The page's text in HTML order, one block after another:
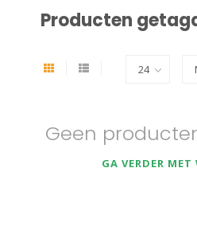
Producten
Geen
GA VERDER MET